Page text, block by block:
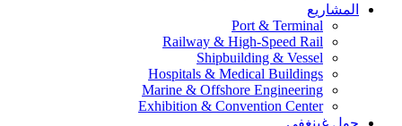
المشاريع
Port & Terminal
Railway & High-Speed Rail
Shipbuilding & Vessel
Hospitals & Medical Buildings
Marine & Offshore Engineering
Exhibition & Convention Center
حول غينغفي